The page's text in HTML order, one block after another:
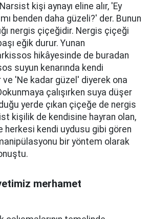
kişi aynayı eline alır, 'Ey
benden daha güzeli?' der. Bunun
nergis çiçeğidir. Nergis çiçeği
eğik durur. Yunan
hikâyesinde de buradan
suyun kenarında kendi
ve 'Ne kadar güzel' diyerek ona
çalışırken suya düşer
yerde çıkan çiçeğe de nergis
kişilik de kendisine hayran olan,
herkesi kendi uydusu gibi gören
bir yöntem olarak
merhamet